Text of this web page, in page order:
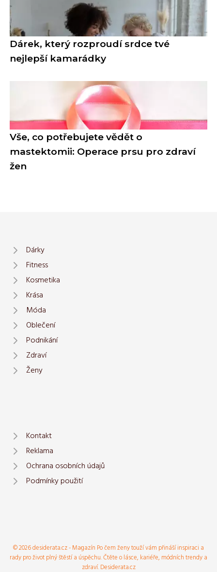
Dárek, který rozproudí srdce tvé
nejlepší kamarádky
Vše, co potřebujete vědět o
mastektomii: Operace prsu pro zdraví
žen
Dárky
Fitness
Kosmetika
Krása
Móda
Oblečení
Podnikání
Zdraví
Ženy
Kontakt
Reklama
Ochrana osobních údajů
Podmínky použití
© 2026 desiderata.cz - Magazín Po čem ženy touží vám přináší inspiraci a
rady pro život plný štěstí a úspěchu. Čtěte o lásce, kariéře, módních trendy a
zdraví. Desiderata.cz